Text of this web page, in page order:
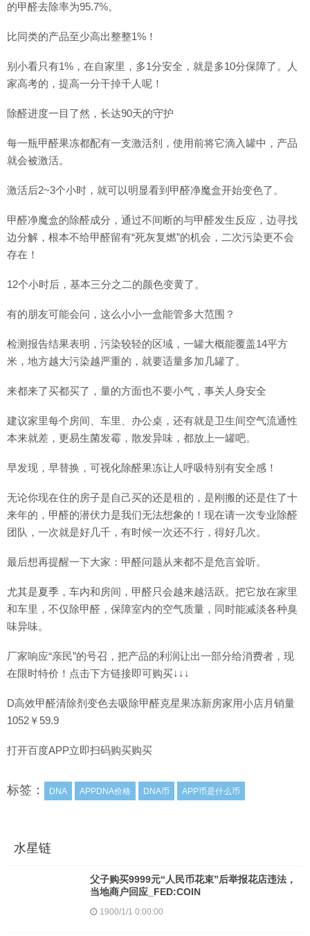
的甲醛去除率为95.7%。
比同类的产品至少高出整整1%！
别小看只有1%，在自家里，多1分安全，就是多10分保障了。人
家高考的，提高一分干掉千人呢！
除醛进度一目了然，长达90天的守护
每一瓶甲醛果冻都配有一支激活剂，使用前将它滴入罐中，产品
就会被激活。
激活后2~3个小时，就可以明显看到甲醛净魔盒开始变色了。
甲醛净魔盒的除醛成分，通过不间断的与甲醛发生反应，边寻找
边分解，根本不给甲醛留有“死灰复燃”的机会，二次污染更不会
存在！
12个小时后，基本三分之二的颜色变黄了。
有的朋友可能会问，这么小小一盒能管多大范围？
检测报告结果表明，污染较轻的区域，一罐大概能覆盖14平方
米，地方越大污染越严重的，就要适量多加几罐了。
来都来了买都买了，量的方面也不要小气，事关人身安全
建议家里每个房间、车里、办公桌，还有就是卫生间空气流通性
本来就差，更易生菌发霉，散发异味，都放上一罐吧。
早发现，早替换，可视化除醛果冻让人呼吸特别有安全感！
无论你现在住的房子是自己买的还是租的，是刚搬的还是住了十
来年的，甲醛的潜伏力是我们无法想象的！现在请一次专业除醛
团队，一次就是好几千，有时候一次还不行，得好几次。
最后想再提醒一下大家：甲醛问题从来都不是危言耸听。
尤其是夏季，车内和房间，甲醛只会越来越活跃。把它放在家里
和车里，不仅除甲醛，保障室内的空气质量，同时能减淡各种臭
味异味。
厂家响应“亲民”的号召，把产品的利润让出一部分给消费者，现
在限时特价！点击下方链接即可购买↓↓↓
D高效甲醛清除剂变色去吸除甲醛克星果冻新房家用小店月销量
1052￥59.9
打开百度APP立即扫码购买购买
标签： DNA APPDNA价格 DNA币 APP币是什么币
水星链
父子购买9999元“人民币花束”后举报花店违法，
当地商户回应_FED:COIN
1900/1/1 0:00:00